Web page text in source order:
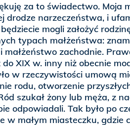
za to świadectwo. Moja
drodze narzeczeństwa, i
mogli założyć
typach małżeństwa:
zachodnie.
XIX w. inny niż obecnie
w rzeczywistości umową
rodu, otworzenie
szukał żony lub męża, z
odpowiadali. Tak było po
w małym miasteczku, gdzie